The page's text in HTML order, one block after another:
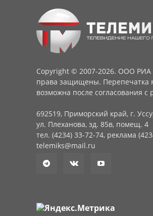
Copyright © 2007-2026. ООО РИА
права защищены. Перепечатка
возможна после согласования с
692519, Приморский край, г.
ул. Плеханова, зд. 85в, помещ. 4
тел. (4234) 33-72-74, реклама
telemiks@mail.ru